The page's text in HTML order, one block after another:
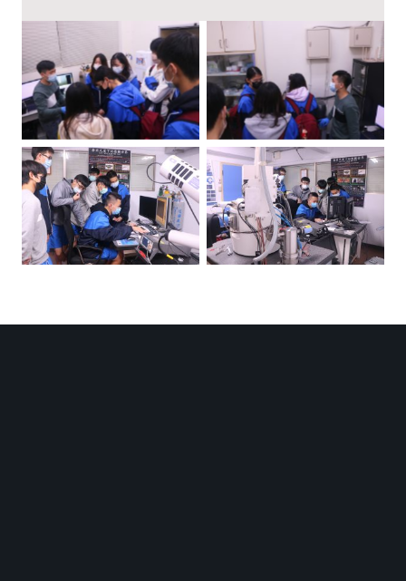
體驗原子力顯微鏡
(AFM)
體驗原子力顯微鏡
(AFM)
體驗掃描式電子顯微
鏡(SEM)
體驗掃描式電子顯微
鏡(SEM)